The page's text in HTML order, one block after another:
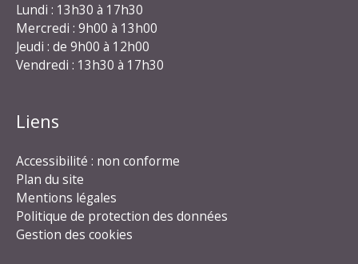
Lundi : 13h30 à 17h30
Mercredi : 9h00 à 13h00
Jeudi : de 9h00 à 12h00
Vendredi : 13h30 à 17h30
Liens
Accessibilité : non conforme
Plan du site
Mentions légales
Politique de protection des données
Gestion des cookies